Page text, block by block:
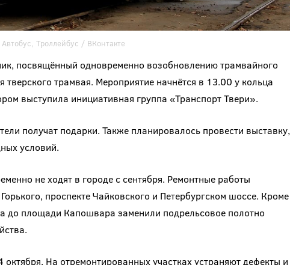
Троллейбус / ВКонтакте
посвящённый одновременно возобновлению трамвайного
трамвая. Мероприятие начнётся в 13.00 у кольца
выступила инициативная группа «Транспорт Твери».
получат подарки. Также планировалось провести выставку,
условий.
не ходят в городе с сентября. Ремонтные работы
проспекте Чайковского и Петербургском шоссе. Кроме
до площади Капошвара заменили подрельсовое полотно
На отремонтированных участках устраняют дефекты и